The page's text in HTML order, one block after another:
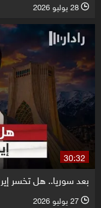
l 28 يوليو 2026
30:32
بعد سوريا.. هل تخسر
l 27 يوليو 2026